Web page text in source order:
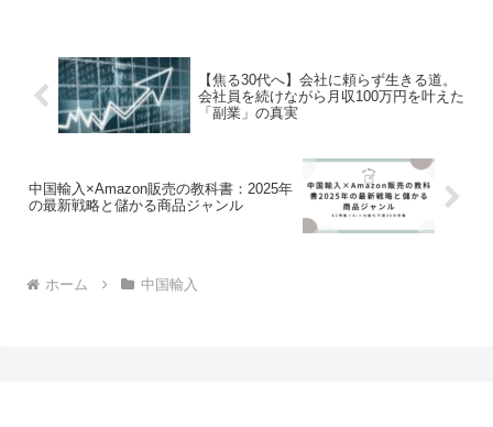
法を徹底指導し、商品選定もサポ
ート。副業初心者でも一生使える
スキルを習得可能。
【焦る30代へ】会社に頼らず生きる道。
会社員を続けながら月収100万円を叶えた
「副業」の真実
中国輸入×Amazon販売の教科書：2025年
の最新戦略と儲かる商品ジャンル
ホーム 中国輸入